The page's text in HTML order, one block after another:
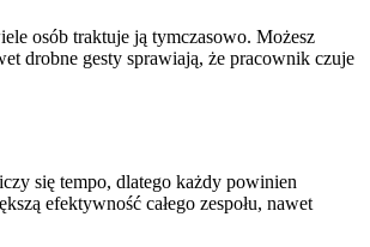
osób traktuje ją tymczasowo. Możesz
drobne gesty sprawiają, że pracownik czuje
się tempo, dlatego każdy powinien
efektywność całego zespołu, nawet